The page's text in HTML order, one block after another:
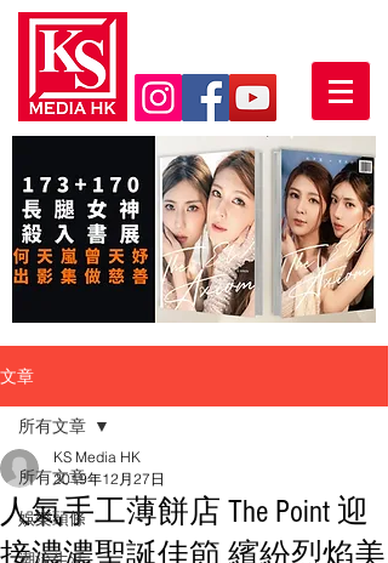
文章
所有文章
娛樂頭條
所有文章
人氣手工薄餅店 The Point 迎
接濃濃聖誕佳節 繽紛烈焰美
KS Media HK
2019年12月27日